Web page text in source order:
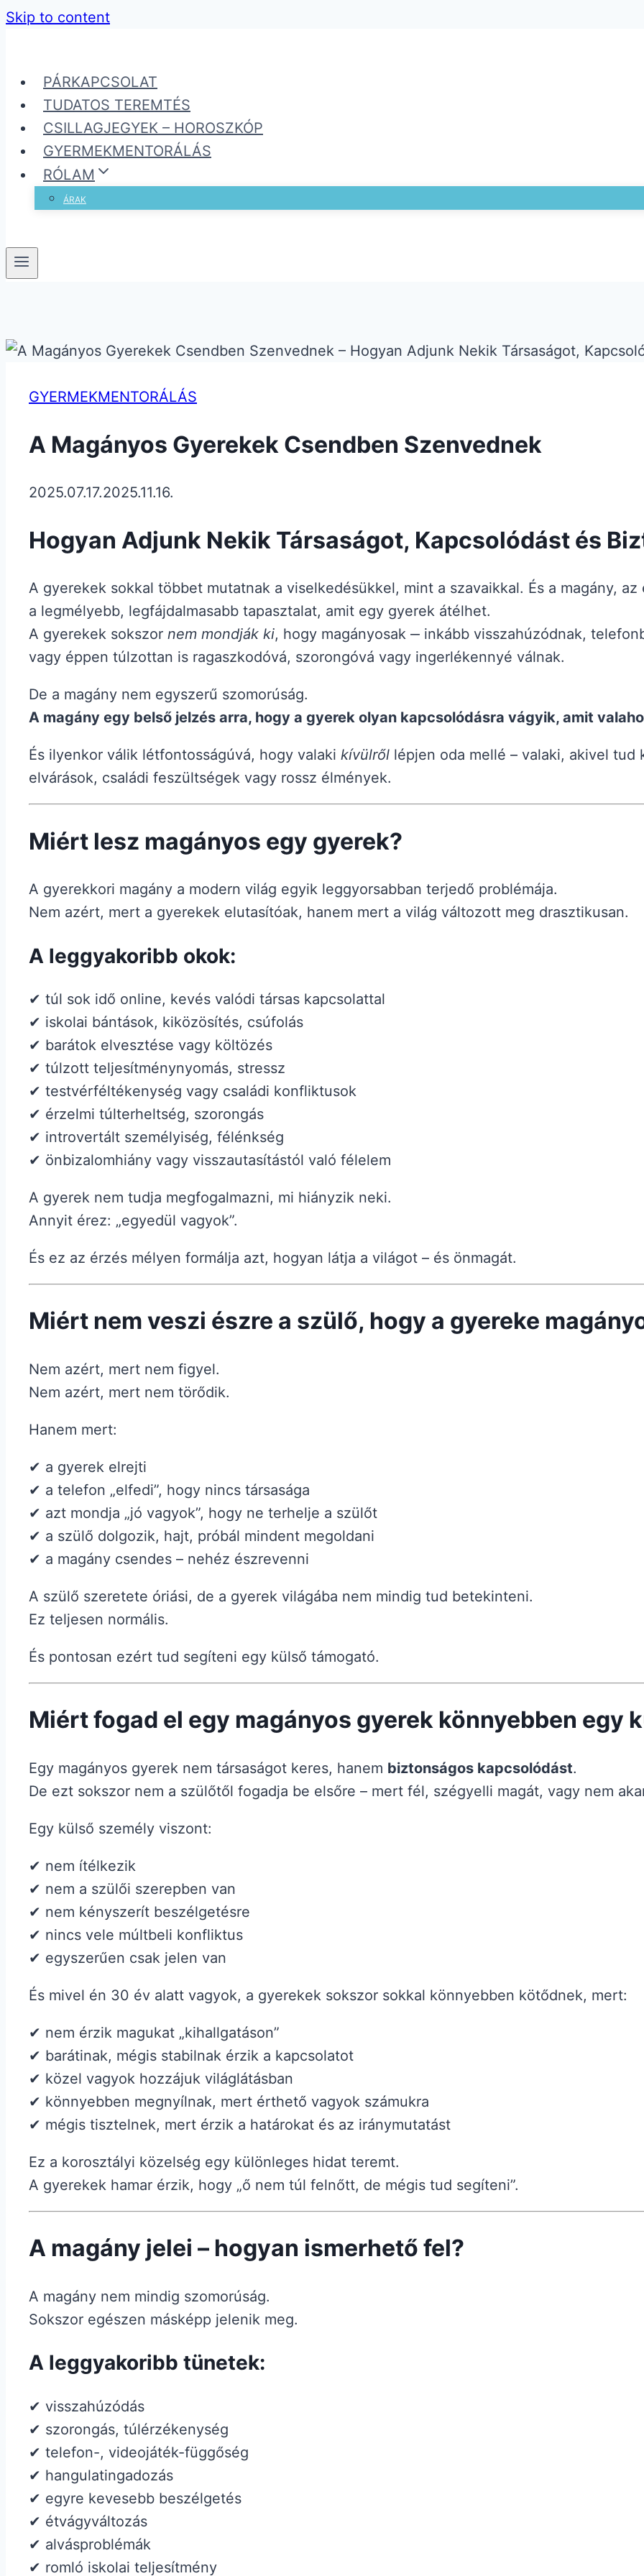
Skip to content
PÁRKAPCSOLAT
TUDATOS TEREMTÉS
CSILLAGJEGYEK – HOROSZKÓP
GYERMEKMENTORÁLÁS
RÓLAM
ÁRAK
GYERMEKMENTORÁLÁS
A Magányos Gyerekek Csendben Szenvednek
2025.07.17.2025.11.16.
Hogyan Adjunk Nekik Társaságot, Kapcsolódást és
A gyerekek sokkal többet mutatnak a viselkedésükkel, mint a szavaikkal. És a magány,
a legmélyebb, legfájdalmasabb tapasztalat, amit egy gyerek átélhet.
A gyerekek sokszor nem mondják ki, hogy magányosak ‒ inkább visszahúzódnak,
vagy éppen túlzottan is ragaszkodóvá, szorongóvá vagy ingerlékennyé válnak.
De a magány nem egyszerű szomorúság.
A magány egy belső jelzés arra, hogy a gyerek olyan kapcsolódásra vágyik, amit
És ilyenkor válik létfontosságúvá, hogy valaki kívülről lépjen oda mellé – valaki, akivel
elvárások, családi feszültségek vagy rossz élmények.
Miért lesz magányos egy gyerek?
A gyerekkori magány a modern világ egyik leggyorsabban terjedő problémája.
Nem azért, mert a gyerekek elutasítóak, hanem mert a világ változott meg drasztikusan.
A leggyakoribb okok:
✔ túl sok idő online, kevés valódi társas kapcsolattal
✔ iskolai bántások, kiközösítés, csúfolás
✔ barátok elvesztése vagy költözés
✔ túlzott teljesítménynyomás, stressz
✔ testvérféltékenység vagy családi konfliktusok
✔ érzelmi túlterheltség, szorongás
✔ introvertált személyiség, félénkség
✔ önbizalomhiány vagy visszautasítástól való félelem
A gyerek nem tudja megfogalmazni, mi hiányzik neki.
Annyit érez: „egyedül vagyok”.
És ez az érzés mélyen formálja azt, hogyan látja a világot – és önmagát.
Miért nem veszi észre a szülő, hogy a gyereke
Nem azért, mert nem figyel.
Nem azért, mert nem törődik.
Hanem mert:
✔ a gyerek elrejti
✔ a telefon „elfedi”, hogy nincs társasága
✔ azt mondja „jó vagyok”, hogy ne terhelje a szülőt
✔ a szülő dolgozik, hajt, próbál mindent megoldani
✔ a magány csendes – nehéz észrevenni
A szülő szeretete óriási, de a gyerek világába nem mindig tud betekinteni.
Ez teljesen normális.
És pontosan ezért tud segíteni egy külső támogató.
Miért fogad el egy magányos gyerek könnyebben egy
Egy magányos gyerek nem társaságot keres, hanem biztonságos kapcsolódást.
De ezt sokszor nem a szülőtől fogadja be elsőre – mert fél, szégyelli magát, vagy nem
Egy külső személy viszont:
✔ nem ítélkezik
✔ nem a szülői szerepben van
✔ nem kényszerít beszélgetésre
✔ nincs vele múltbeli konfliktus
✔ egyszerűen csak jelen van
És mivel én 30 év alatt vagyok, a gyerekek sokszor sokkal könnyebben kötődnek, mert:
✔ nem érzik magukat „kihallgatáson”
✔ barátinak, mégis stabilnak érzik a kapcsolatot
✔ közel vagyok hozzájuk világlátásban
✔ könnyebben megnyílnak, mert érthető vagyok számukra
✔ mégis tisztelnek, mert érzik a határokat és az iránymutatást
Ez a korosztályi közelség egy különleges hidat teremt.
A gyerekek hamar érzik, hogy „ő nem túl felnőtt, de mégis tud segíteni”.
A magány jelei – hogyan ismerhető fel?
A magány nem mindig szomorúság.
Sokszor egészen másképp jelenik meg.
A leggyakoribb tünetek:
✔ visszahúzódás
✔ szorongás, túlérzékenység
✔ telefon-, videojáték-függőség
✔ hangulatingadozás
✔ egyre kevesebb beszélgetés
✔ étvágyváltozás
✔ alvásproblémák
✔ romló iskolai teljesítmény